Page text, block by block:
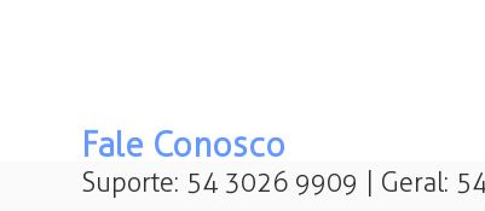
Fale Conosco
Suporte: 54 3026 9909 | Geral: